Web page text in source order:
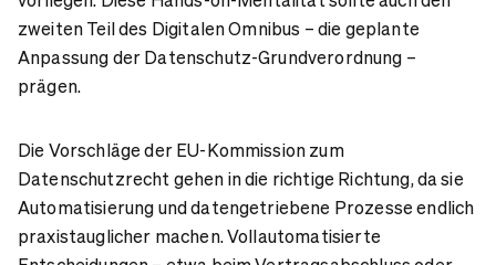
zweiten Teil des Digitalen Omnibus – die geplante
Anpassung der Datenschutz-Grundverordnung –
prägen.
Die Vorschläge der EU-Kommission zum
Datenschutzrecht gehen in die richtige Richtung, da sie
Automatisierung und datengetriebene Prozesse endlich
praxistauglicher machen. Vollautomatisierte